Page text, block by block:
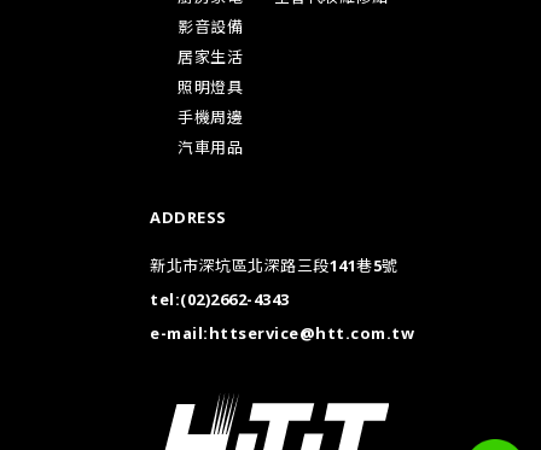
影音設備
居家生活
照明燈具
手機周邊
汽車用品
ADDRESS
新北市深坑區北深路三段141巷5號
tel:(02)2662-4343
e-mail:httservice@htt.com.tw